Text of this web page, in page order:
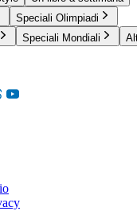
Speciali Olimpiadi
Speciali Mondiali